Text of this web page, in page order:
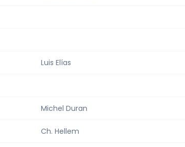
Luis Elías
Michel Duran
Ch. Hellem